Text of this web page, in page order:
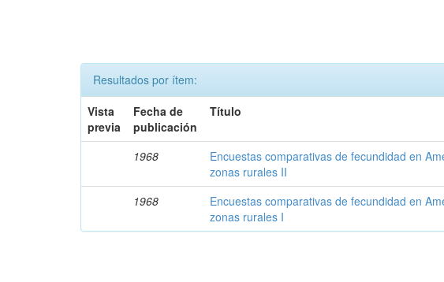
Resultados por ítem:
Vista
previa
Fecha de
publicación
Título
1968
Encuestas comparativas de fecundidad en
zonas rurales II
1968
Encuestas comparativas de fecundidad en
zonas rurales I